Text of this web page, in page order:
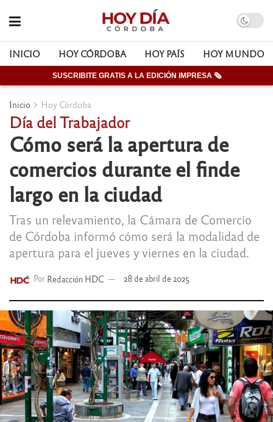
INICIO HOY CÓRDOBA HOY PAÍS HOY MUNDO
SUSCRIBITE GRATIS A LA EDICIÓN IMPRESA 🗞
Inicio Hoy Córdoba
Día del Trabajador
Cómo será la apertura de
comercios durante el finde
largo en la ciudad
Tras un relevamiento, la Cámara de Comercio
de Córdoba informó cómo será la modalidad de
apertura para el jueves y viernes en la ciudad.
Por Redacción HDC 28 de abril de 2025